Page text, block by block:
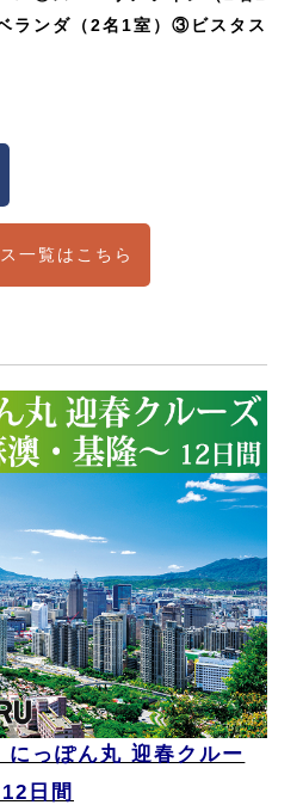
ランダ（2名1室）③ビスタス
一覧はこちら
にっぽん丸 迎春クルー
日間